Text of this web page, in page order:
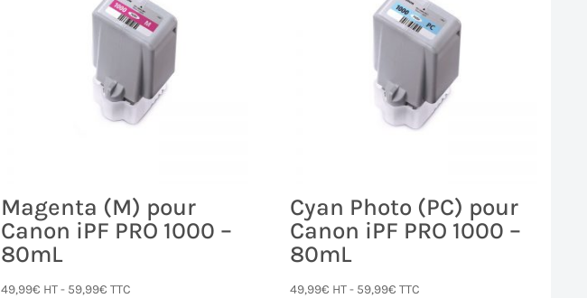
Magenta (M) pour
Canon iPF PRO 1000 –
80mL
49,99€ HT - 59,99€ TTC
Cyan Photo (PC) pour
Canon iPF PRO 1000 –
80mL
49,99€ HT - 59,99€ TTC